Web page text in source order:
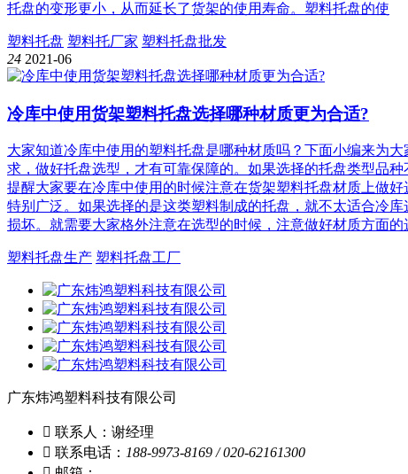
托盘的变形更小，从而延长了货架的使用寿命。塑料托盘的使
塑料托盘 塑料托厂家 塑料托盘批发
24 2021-06
冷库中使用货架塑料托盘选择哪种材质更为合适?
大家知道冷库中使用的塑料托盘是哪种材质吗？下面小编来为
求，做好托盘选型，才有可靠保障的。如果选择的托盘类型品
提醒大家要在冷库中使用的时候注意在货架塑料托盘材质上做
特别广泛。如果选择的是这类塑料制成的托盘，就不太适合冷
损坏。就需要大家格外注意在选型的时候，注意做好材质方面的
塑料托盘生产 塑料托盘工厂
广东炜鸿塑料科技有限公司
 联系人：谢经理
 联系电话： 188-9973-8169 / 020-62161300